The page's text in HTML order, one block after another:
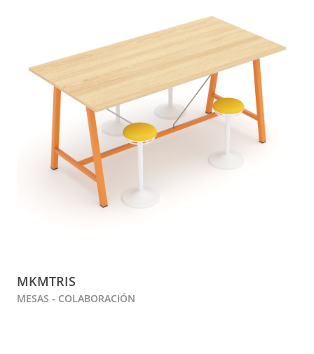
MKMTRIS
MESAS - COLABORACIÓN